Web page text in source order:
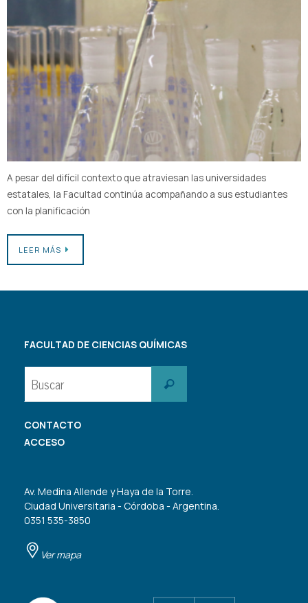
A pesar del difícil contexto que atraviesan las universidades
estatales, la Facultad continúa acompañando a sus estudiantes
con la planificación
LEER MÁS
FACULTAD DE CIENCIAS QUÍMICAS
Buscar
CONTACTO
ACCESO
Av. Medina Allende y Haya de la Torre.
Ciudad Universitaria - Córdoba - Argentina.
0351 535-3850
Ver mapa